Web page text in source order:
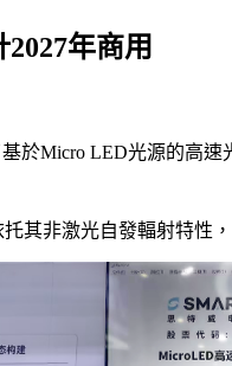
年商用
於Micro LED光源的高
其非激光自發輻射特性